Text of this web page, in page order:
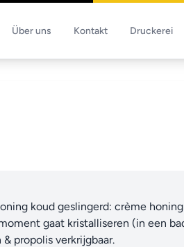
Über uns Kontakt Druckerei
koud geslingerd: crème
gaat kristalliseren (in een
propolis verkrijgbaar.